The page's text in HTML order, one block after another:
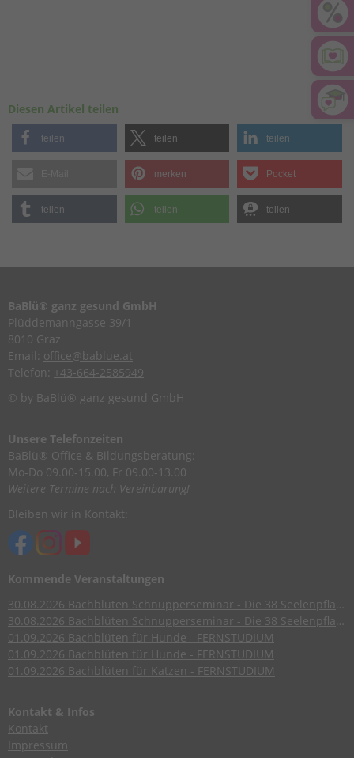
Diesen Artikel teilen
teilen teilen teilen
merken Pocket
teilen teilen teilen
BaBlü® ganz gesund GmbH
Plüddemanngasse 39/1
8010 Graz
Email: office@bablue.at
Telefon: +43-664-2585949
© by BaBlü® ganz gesund GmbH
Unsere Telefonzeiten
BaBlü® Office & Bildungsberatung:
Mo-Do 09.00-15.00, Fr 09.00-13.00
Weitere Termine nach Vereinbarung!
Bleiben wir in Kontakt:
Kommende Veranstaltungen
30.08.2026 Bachblüten Schnupperseminar - Die 38 Seelenpflanzen nach Dr. Edward Bach
30.08.2026 Bachblüten Schnupperseminar - Die 38 Seelenpflanzen nach Dr. Edward Bach
01.09.2026 Bachblüten für Hunde - FERNSTUDIUM
01.09.2026 Bachblüten für Hunde - FERNSTUDIUM
01.09.2026 Bachblüten für Katzen - FERNSTUDIUM
Kontakt & Infos
Kontakt
Impressum